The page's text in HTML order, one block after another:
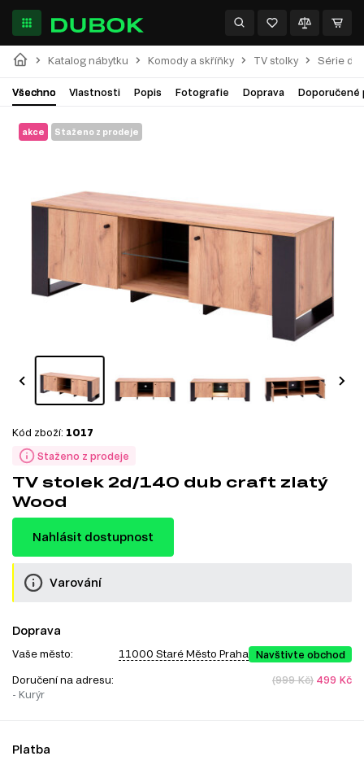
Katalog nábytku Komody a skříňky TV stolky Série do
Všechno Vlastnosti Popis Fotografie Doprava Doporučené
akce Staženo z prodeje
Staženo z prodeje
Kód zboží: 1017
TV stolek 2d/140 dub craft zlatý
Wood
Nahlásit dostupnost
Varování
Doprava
Vaše město: 11000 Staré Město Praha Navštivte obchod
Doručení na adresu:
- Kurýr
(999 Kč) 499 Kč
Platba